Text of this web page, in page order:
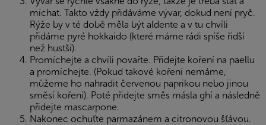
míchat. Takto vždy přidáváme vývar, dokud není pryč.
Rýže by v té době měla být aldente a v tu chvíli
přidáme pyré hokkaido (které máme rádi spíše řidší
než hustší).
Promíchejte a chvíli povařte. Přidejte koření na paellu
a promíchejte. (Pokud takové koření nemáme,
můžeme ho nahradit červenou paprikou nebo jinou
směsí koření). Poté přidejte směs másla ghí a následně
přidejte mascarpone.
Nakonec ochuťte parmazánem a citronovou šťávou.